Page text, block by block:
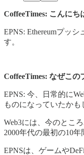
CoffeeTimes: こんに
EPNS: Ethereumプッ
す。
CoffeeTimes: なぜこ
EPNS: 今、日常的に
ものになっていたかも
Web3には、今のとこ
2000年代の最初の10
EPNSは、ゲームや